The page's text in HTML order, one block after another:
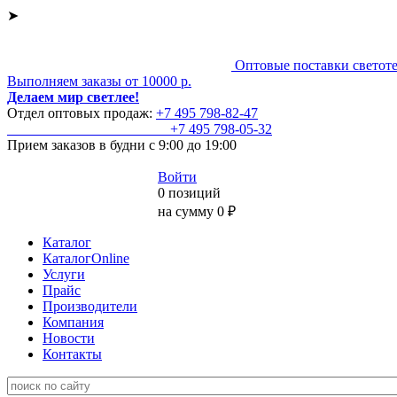
➤
Оптовые поставки
Выполняем заказы от 10000 р.
Делаем мир светлее!
Отдел оптовых продаж: +7 495 798-82-47
+7 495 798-05-32
Прием заказов в будни с 9:00 до 19:00
Войти
0 позиций
на сумму 0 ₽
Каталог
КаталогOnline
Услуги
Прайс
Производители
Компания
Новости
Контакты